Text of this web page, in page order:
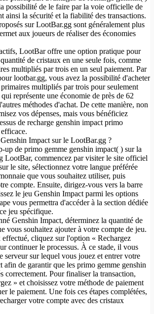
possibilité de le faire par la voie officielle de
ainsi la sécurité et la fiabilité des transactions.
sur LootBar.gg sont généralement plus
aux joueurs de réaliser des économies
LootBar offre une option pratique pour
de cristaux en une seule fois, comme
multipliés par trois en un seul paiement. Par
lootbar.gg, vous avez la possibilité d'acheter
multipliés par trois pour seulement
représente une économie de près de 62
méthodes d'achat. De cette manière, non
vos dépenses, mais vous bénéficiez
de recharge genshin impact primo
Impact sur le LootBar.gg ?
up de primo gemme genshin impact( ) sur la
LootBar, commencez par visiter le site officiel
le site, sélectionnez votre langue préférée
que vous souhaitez utiliser, puis
compte. Ensuite, dirigez-vous vers la barre
le jeu Genshin Impact parmi les options
vous permettra d'accéder à la section dédiée
jeu spécifique.
Genshin Impact, déterminez la quantité de
vous souhaitez ajouter à votre compte de jeu.
cliquez sur l'option « Rechargez
continuer le processus. À ce stade, il vous
serveur sur lequel vous jouez et entrer votre
de garantir que les primo gemme genshin
correctement. Pour finaliser la transaction,
» et choisissez votre méthode de paiement
le paiement. Une fois ces étapes complétées,
votre compte avec des cristaux